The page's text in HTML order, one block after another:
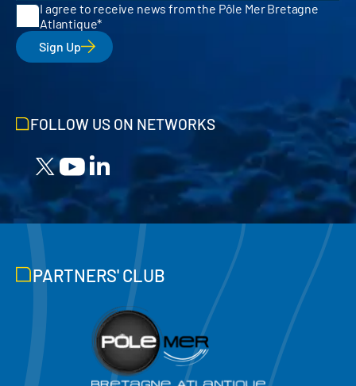
I agree to receive news from the Pôle Mer Bretagne
Atlantique
Sign Up
FOLLOW US ON NETWORKS
PARTNERS' CLUB